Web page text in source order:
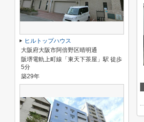
ヒルトップハウス
大阪府大阪市阿倍野区晴明通
阪堺電軌上町線「東天下茶屋」駅 徒歩
5分
築29年